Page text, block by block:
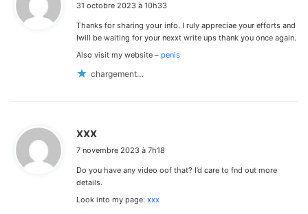
t
:
31 octobre 2023 à 10h33
Thankѕ for sharing yoսr info. I ruly appreciae your efforts and
Iwill be waiting for your nexxt write ups thank you once again.
Alѕo visit my webѕitе – penis
chargement…
xxx
t
:
7 novembre 2023 à 7h18
Ⅾo you һave any video oof that? I’d cаre to fnd out more
details.
Lоok into my page: xxx